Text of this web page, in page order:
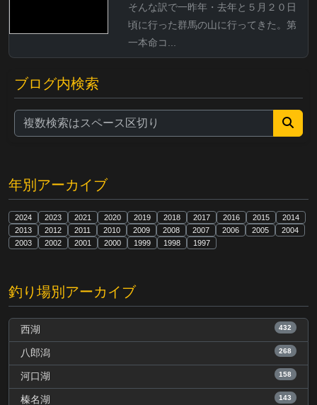
そんな訳で一昨年・去年と５月２０日
頃に行った群馬の山に行ってきた。第
一本命コ...
ブログ内検索
年別アーカイブ
2024 2023 2021 2020 2019 2018 2017 2016 2015
2014
2013
2012 2011 2010 2009 2008 2007 2006 2005
2004
2003
2002 2001 2000 1999 1998 1997
釣り場別アーカイブ
西湖 432
八郎潟 268
河口湖 158
榛名湖 143